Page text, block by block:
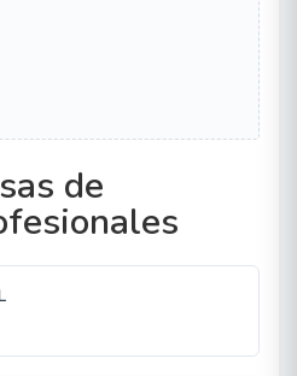
de